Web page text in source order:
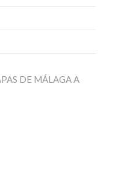
DE MÁLAGA A